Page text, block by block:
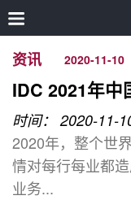
资讯 2020-11-10
IDC 2021年中
时间： 2020-11-
2020年，整个世
情对每行每业都
业务...